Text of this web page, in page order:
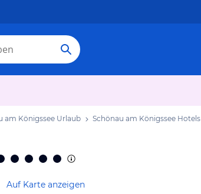
am Königssee Urlaub Schönau am Königssee Hotels
Auf Karte anzeigen